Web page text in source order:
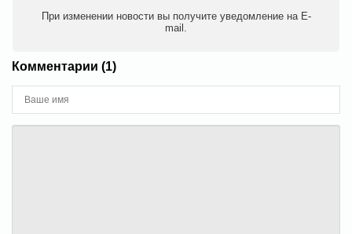
При изменении новости вы получите уведомление на E-
mail.
Комментарии (1)